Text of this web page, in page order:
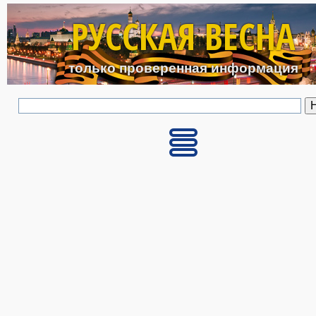
Перейти к основному
РУССКАЯ ВЕСНА
только проверенная информация